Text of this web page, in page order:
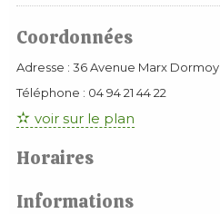
Coordonnées
Adresse : 36 Avenue Marx Dormoy
Téléphone : 04 94 21 44 22
voir sur le plan
Horaires
Informations